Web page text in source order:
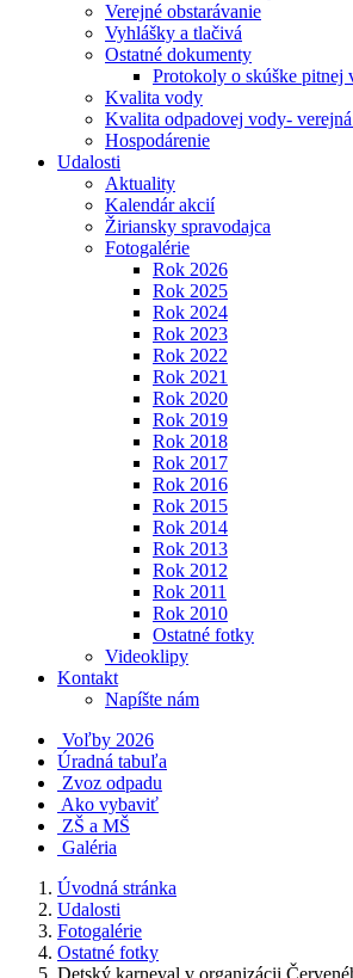
Verejné obstarávanie
Vyhlášky a tlačivá
Ostatné dokumenty
Protokoly o skúške pitnej
Kvalita vody
Kvalita odpadovej vody-
Hospodárenie
Udalosti
Aktuality
Kalendár akcií
Žiriansky spravodajca
Fotogalérie
Rok 2026
Rok 2025
Rok 2024
Rok 2023
Rok 2022
Rok 2021
Rok 2020
Rok 2019
Rok 2018
Rok 2017
Rok 2016
Rok 2015
Rok 2014
Rok 2013
Rok 2012
Rok 2011
Rok 2010
Ostatné fotky
Videoklipy
Kontakt
Napíšte nám
Voľby 2026
Úradná tabuľa
Zvoz odpadu
Ako vybaviť
ZŠ a MŠ
Galéria
Úvodná stránka
Udalosti
Fotogalérie
Ostatné fotky
Detský karneval v organizácii